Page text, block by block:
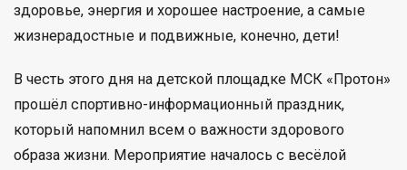
здоровье, энергия и хорошее настроение, а самые
жизнерадостные и подвижные, конечно, дети!
В честь этого дня на детской площадке МСК «Протон»
прошёл спортивно-информационный праздник,
который напомнил всем о важности здорового
образа жизни. Мероприятие началось с весёлой